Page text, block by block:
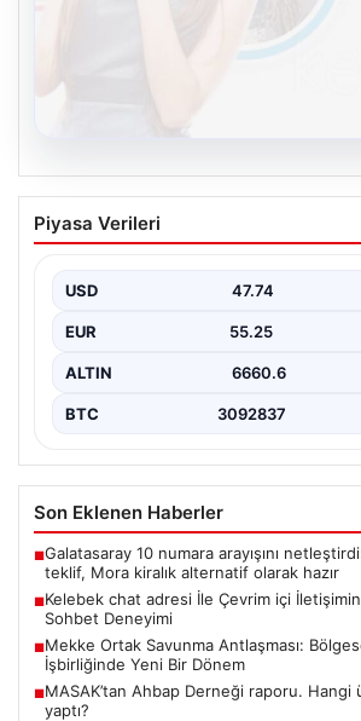
Kelebek chat adresi İle
İletişimin Güvenli Adresi Ve
Sanal çağında bireylerin kaliteli bir
Piyasa Verileri
USD 47.74
EUR 55.25
ALTIN 6660.6
BTC 3092837
Son Eklenen Haberler
■Galatasaray 10 numara arayışını
teklif, Mora kiralık alternatif olarak hazır
■Kelebek chat adresi İle Çevrim içi
Sohbet Deneyimi
■Mekke Ortak Savunma Antlaşması:
İşbirliğinde Yeni Bir Dönem
■MASAK’tan Ahbap Derneği raporu. Hangi
yaptı?